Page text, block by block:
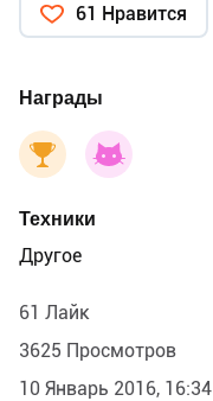
61 Нравится
Награды
Техники
Другое
61 Лайк
3625 Просмотров
10 Январь 2016, 16:34